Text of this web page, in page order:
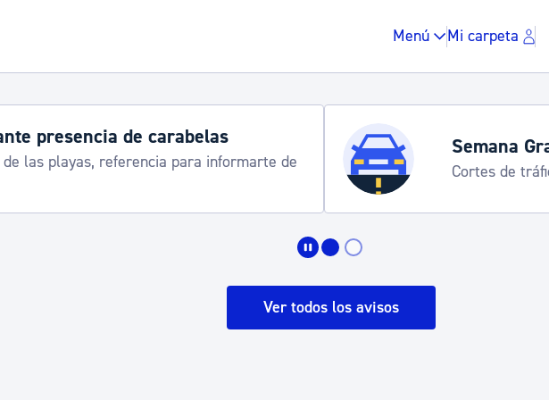
Menú Mi carpeta
Espacio público,
presencia de carabelas
de las playas, referencia para informarte de
Semana
Cortes de
Ver todos los avisos